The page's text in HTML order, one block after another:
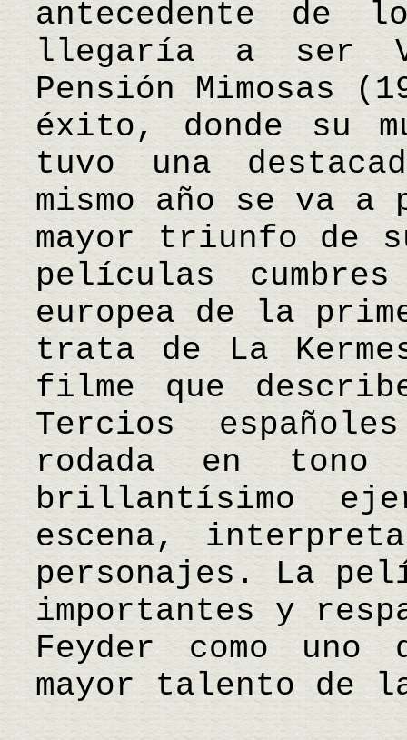
antecedente de
llegaría a ser
Pensión Mimosas
éxito, donde su
tuvo una
mismo año se va
mayor triunfo de
películas
europea de la
trata de La
filme que
Tercios
rodada en tono
brillantísimo
escena,
personajes. La
importantes y
Feyder como
mayor talento de